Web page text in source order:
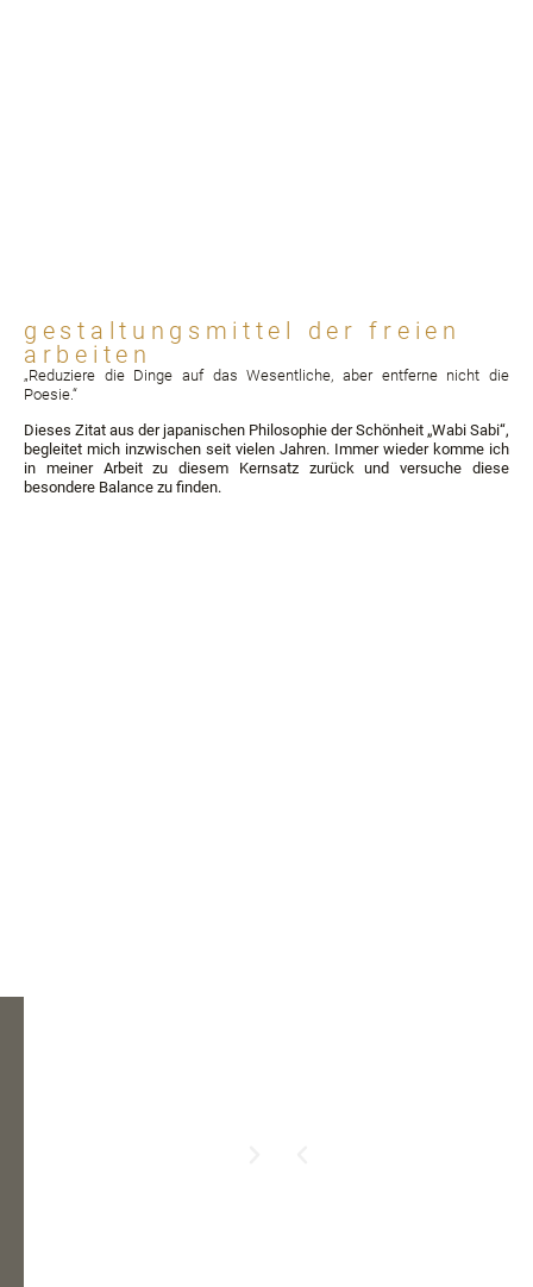
gestaltungsmittel der freien
arbeiten
„Reduziere die Dinge auf das Wesentliche, aber entferne nicht die
Poesie.“
Dieses Zitat aus der japanischen Philosophie der Schönheit „Wabi Sabi“,
begleitet mich inzwischen seit vielen Jahren. Immer wieder komme ich
in meiner Arbeit zu diesem Kernsatz zurück und versuche diese
besondere Balance zu finden.